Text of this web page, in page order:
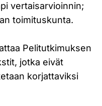
vertaisarvioinnin;
toimituskunta.
Pelitutkimuksen
jotka eivät
korjattaviksi